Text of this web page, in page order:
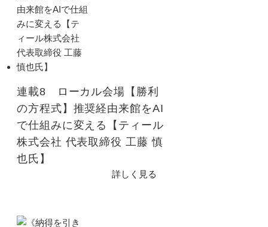
連載8 ローカル会場【勝利
の方程式】推奨経由来館をAI
で仕組みに変える【ティール
株式会社 代表取締役 工藤 慎
也氏】
詳しく見る